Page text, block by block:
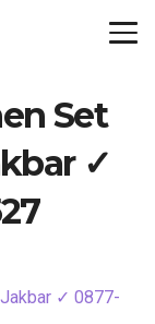
Set
✓
✓ 0877-